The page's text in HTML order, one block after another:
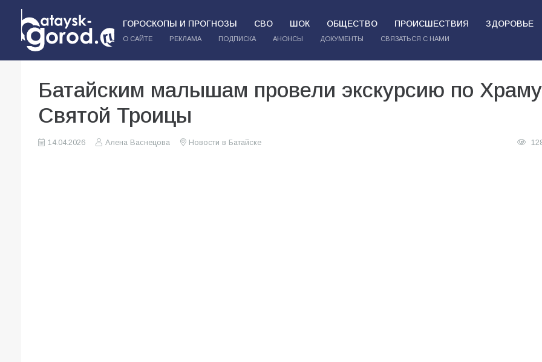
ГОРОСКОПЫ И ПРОГНОЗЫ СВО ШОК ОБЩЕСТВО ПРОИСШЕСТВИЯ ЗДОРОВЬЕ
О САЙТЕ РЕКЛАМА ПОДПИСКА АНОНСЫ ДОКУМЕНТЫ СВЯЗАТЬСЯ С НАМИ
Батайским малышам провели экскурсию по Храму
Святой Троицы
14.04.2026 Алена Васнецова Новости в Батайске